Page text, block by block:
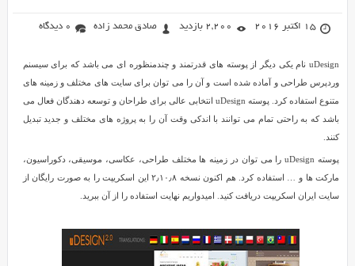
15 اکتبر 2016 2,200 بازدید صادق محمد زاده 0 دیدگاه
uDesign نام یکی دیگر از پوسته های قدرتمند و چندمنظوره ای می باشد که برای سیسنم
وردپرس طراحی و آماده شده است و آن را می توان برای سایت های مختلف و زمینه های
متنوع استفاده کرد. پوسته uDesign انتخابی عالی برای طراحان و توسعه دهندگان فعال می
باشد که به راحتی تمام می توانند با اندکی وقت آن را به پروژه های مختلف و جدید تبدیل
کنند.
پوسته uDesign را می توان در زمینه ها مختلف طراحی، عکاسی، موسیقی، دکوراسیون،
مارکت ها و … استفاده کرد. هم اکنون نسخه ۲٫۱۰٫۸ این اسکریپت را به صورت رایگان از
سایت ایران اسکریپت دریافت کنید. امیدواریم نهایت استفاده را از آن ببرید.